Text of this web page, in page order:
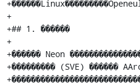
+
+## 1. ������
+
+������ Neon
+��������� (SVE) ������